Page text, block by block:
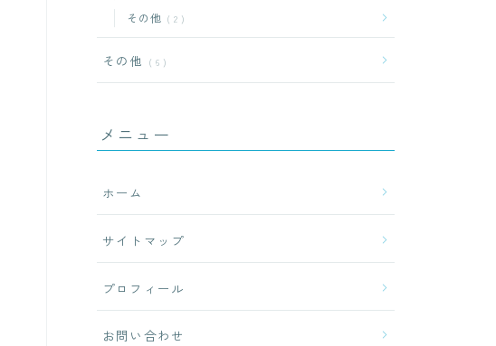
その他 2
その他 6
メニュー
ホーム
サイトマップ
プロフィール
お問い合わせ